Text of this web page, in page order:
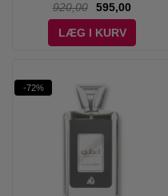
920,00
595,00
LÆG I KURV
-72%